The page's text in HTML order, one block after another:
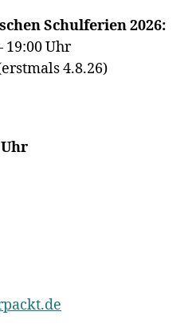
Schulferien 2026:
19:00 Uhr
4.8.26)
Uhr